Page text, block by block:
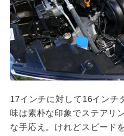
17インチに対して 16インチ
味は素朴な印象でステアリ
な手応え。けれどスピード